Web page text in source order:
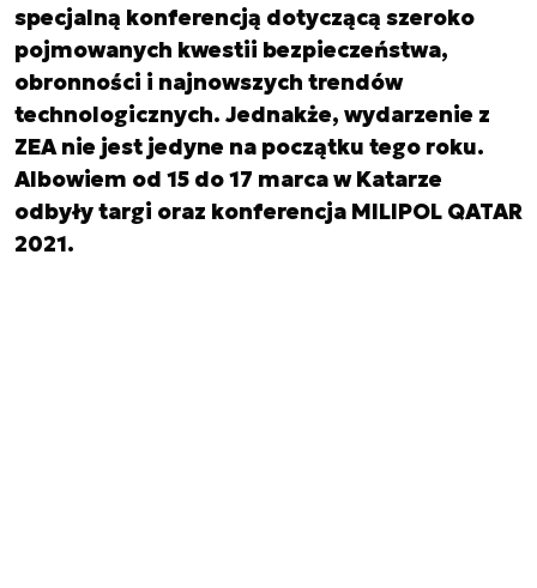
specjalną konferencją dotyczącą szeroko
pojmowanych kwestii bezpieczeństwa,
obronności i najnowszych trendów
technologicznych. Jednakże, wydarzenie z
ZEA nie jest jedyne na początku tego roku.
Albowiem od 15 do 17 marca w Katarze
odbyły targi oraz konferencja MILIPOL QATAR
2021.